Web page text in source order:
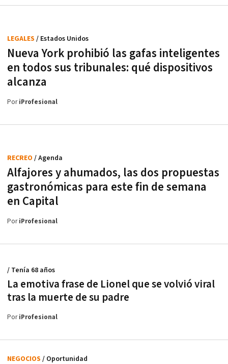
Nueva York prohibió las gafas inteligentes
en todos sus tribunales: qué dispositivos
alcanza
LEGALES / Estados Unidos
PoriProfesional
Alfajores y ahumados, las dos propuestas
gastronómicas para este fin de semana
en Capital
RECREO / Agenda
PoriProfesional
La emotiva frase de Lionel que se volvió viral
tras la muerte de su padre
/ Tenía 68 años
PoriProfesional
NEGOCIOS / Oportunidad